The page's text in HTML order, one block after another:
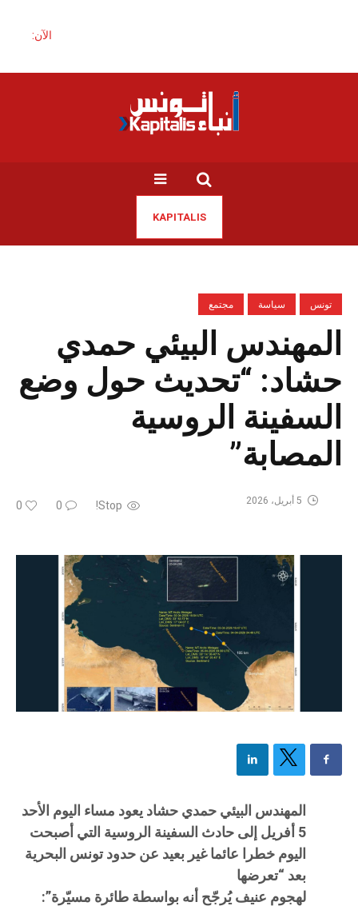
الآن:
KAPITALIS
تونس سياسة مجتمع
المهندس البيئي حمدي
حشاد: “تحديث حول وضع
السفينة الروسية
المصابة”
Stop!
0
0 5 أبريل، 2026
المهندس البيئي حمدي حشاد يعود مساء اليوم الأحد
5 أفريل إلى حادث السفينة الروسية التي أصبحت
اليوم خطرا عائما غير بعيد عن حدود تونس البحرية
بعد “تعرضها
لهجوم عنيف يُرجّح أنه بواسطة طائرة مسيّرة”: